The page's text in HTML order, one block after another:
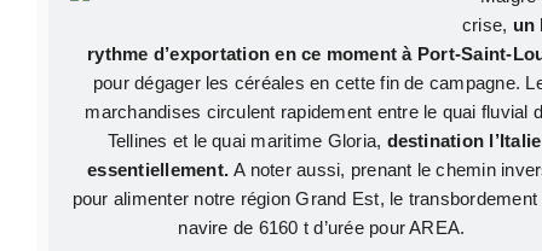
crise, un
rythme d’exportation en ce moment à Port-Saint-
pour dégager les céréales en cette fin de campagne.
marchandises circulent rapidement entre le quai fluvial
Tellines et le quai maritime Gloria, destination l’Italie
essentiellement. A noter aussi, prenant le chemin
pour alimenter notre région Grand Est, le transbordement
navire de 6160 t d’urée pour AREA.